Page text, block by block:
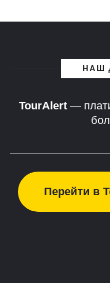
НАШ
TourAlert —
Перейти в